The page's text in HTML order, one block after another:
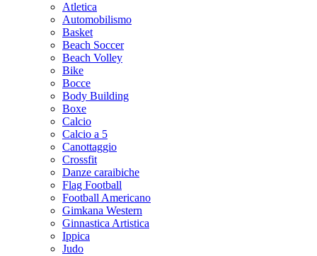
Atletica
Automobilismo
Basket
Beach Soccer
Beach Volley
Bike
Bocce
Body Building
Boxe
Calcio
Calcio a 5
Canottaggio
Crossfit
Danze caraibiche
Flag Football
Football Americano
Gimkana Western
Ginnastica Artistica
Ippica
Judo